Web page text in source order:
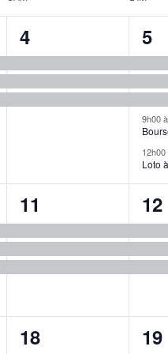
3
évènements,
4
5
5
9h00à
12h00
Loto
3
évènements,
11
3
12
4
18
5
19